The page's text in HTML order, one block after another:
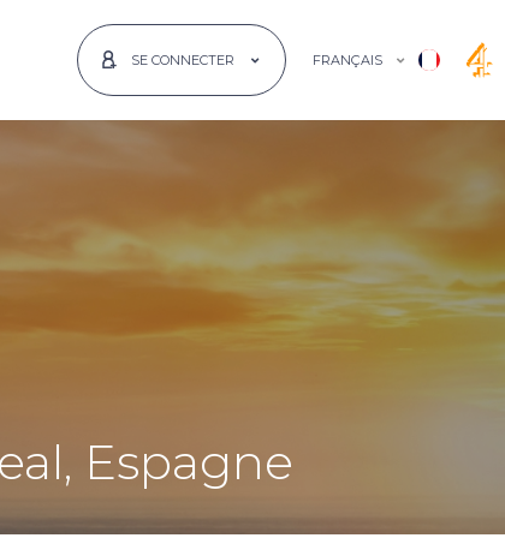
SE CONNECTER FRANÇAIS
Espagne